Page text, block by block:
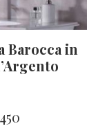
Barocca in
450